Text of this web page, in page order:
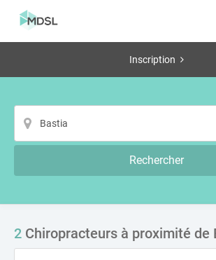
Inscription
Rechercher
2 Chiropracteurs à proximité de